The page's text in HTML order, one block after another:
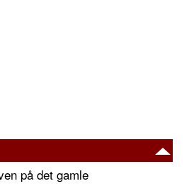
på det gamle